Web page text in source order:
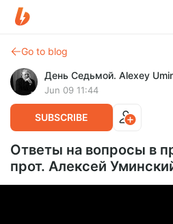
Go to blog
День Седьмой. Alexey
Jun 09 11:44
SUBSCRIBE
Ответы на вопросы в
прот. Алексей